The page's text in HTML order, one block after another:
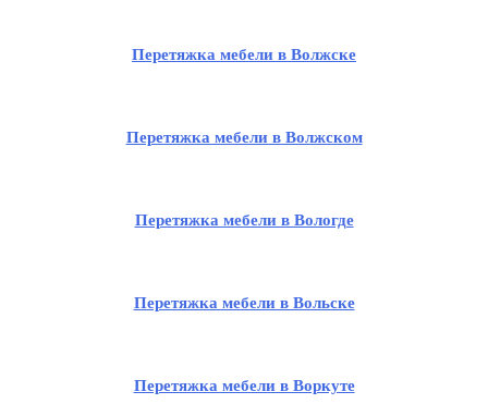
Перетяжка мебели в Волжске
Перетяжка мебели в Волжском
Перетяжка мебели в Вологде
Перетяжка мебели в Вольске
Перетяжка мебели в Воркуте